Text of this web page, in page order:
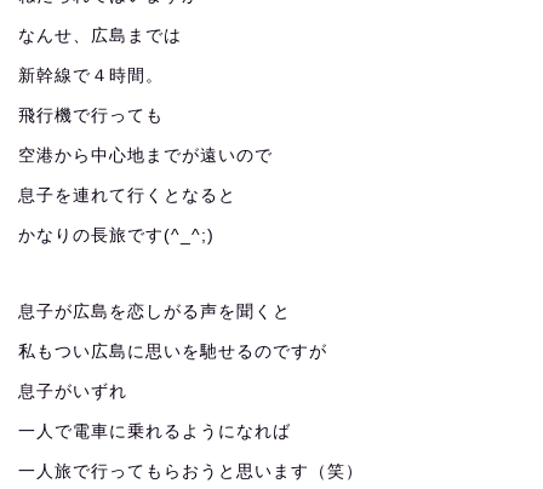
なんせ、広島までは
新幹線で４時間。
飛行機で行っても
空港から中心地までが遠いので
息子を連れて行くとなると
かなりの長旅です(^_^;)
息子が広島を恋しがる声を聞くと
私もつい広島に思いを馳せるのですが
息子がいずれ
一人で電車に乗れるようになれば
一人旅で行ってもらおうと思います（笑）